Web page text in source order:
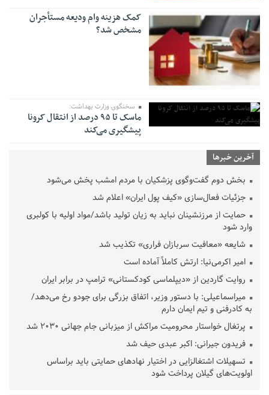
کمک هزینه وام ودیعه مستأجران
مشخص شد؟
سخنگوی وزارت بهداشت:
ماسک تا ۹۵ درصد از انتقال کرونا
پیشگیری می‌کند
آخرین خبرها
بخش دوم گفت‌وگوی پزشکیان با مردم امشب پخش می‌شود
جزئیات فعال‌سازی «کیف پول ایران» اعلام شد
حمایت از مرزنشینان نباید به زیان تولید باشد/مواد اولیه با کولبری
وارد شود
شایعه «معافیت سربازان فراری» تکذیب شد
امیر اکرمی‌نیا: ارتش کاملاً آماده است
روایت گاردین از «دیپلماسی کودکستانی» ترامپ در برابر ایران
میراسماعیلی: با دستور وزیر، اتفاق بزرگی برای جودو رخ می‌دهد/
به کادرفنی و تیم ایمان دارم
پرتغال خواستار محرومیت مراکش از میزبانی جام جهانی ۲۰۳۰ شد
فریدون جیرانی: اکبر عبدی حیف شد
تسهیلات اشتغالزایی در اختیار نهادهای حمایتی باید براساس
اولویت‌های گیلان پرداخت شود